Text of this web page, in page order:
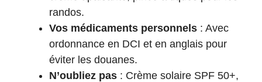
randos.
Vos médicaments personnels : Avec
ordonnance en DCI et en anglais pour
éviter les douanes.
N’oubliez pas : Crème solaire SPF 50+,